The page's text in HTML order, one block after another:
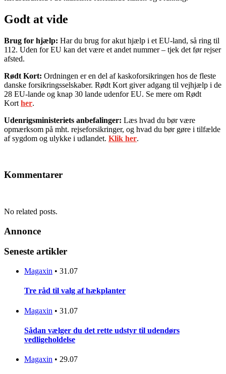
Godt at vide
Brug for hjælp: Har du brug for akut hjælp i et EU-land, så ring til
112. Uden for EU kan det være et andet nummer – tjek det før rejser
afsted.
Rødt Kort: Ordningen er en del af kaskoforsikringen hos de fleste
danske forsikringsselskaber. Rødt Kort giver adgang til vejhjælp i de
28 EU-lande og knap 30 lande udenfor EU. Se mere om Rødt
Kort her.
Udenrigsministeriets anbefalinger: Læs hvad du bør være
opmærksom på mht. rejseforsikringer, og hvad du bør gøre i tilfælde
af sygdom og ulykke i udlandet. Klik her.
Kommentarer
No related posts.
Annonce
Seneste artikler
Magaxin • 31.07
Tre råd til valg af hækplanter
Magaxin • 31.07
Sådan vælger du det rette udstyr til udendørs
vedligeholdelse
Magaxin • 29.07